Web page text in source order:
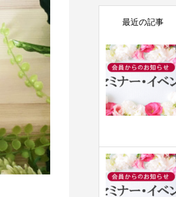
最近の記事